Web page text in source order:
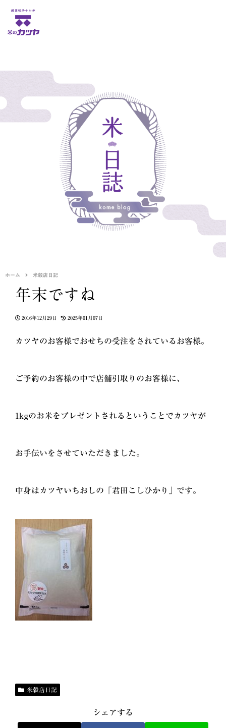
ホーム 米穀店日記
年末ですね
2016年12月29日 2025年01月07日
カツヤのお客様でおせちの受注をされているお客様。
ご予約のお客様の中で店舗引取りのお客様に、
1kgのお米をプレゼントされるということでカツヤが
お手伝いをさせていただきました。
中身はカツヤいちおしの「君田こしひかり」です。
米穀店日記
シェアする